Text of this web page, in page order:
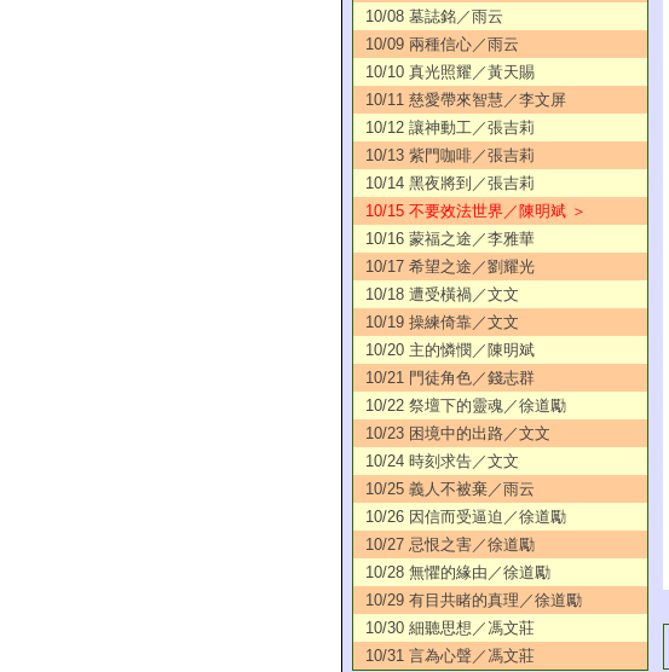
10/08 墓誌銘／雨云
10/09 兩種信心／雨云
10/10 真光照耀／黃天賜
10/11 慈愛帶來智慧／李文屏
10/12 讓神動工／張吉莉
10/13 紫門咖啡／張吉莉
10/14 黑夜將到／張吉莉
10/15 不要效法世界／陳明斌 ＞
10/16 蒙福之途／李雅華
10/17 希望之途／劉耀光
10/18 遭受橫禍／文文
10/19 操練倚靠／文文
10/20 主的憐憫／陳明斌
10/21 門徒角色／錢志群
10/22 祭壇下的靈魂／徐道勵
10/23 困境中的出路／文文
10/24 時刻求告／文文
10/25 義人不被棄／雨云
10/26 因信而受逼迫／徐道勵
10/27 忌恨之害／徐道勵
10/28 無懼的緣由／徐道勵
10/29 有目共睹的真理／徐道勵
10/30 細聽思想／馮文莊
10/31 言為心聲／馮文莊